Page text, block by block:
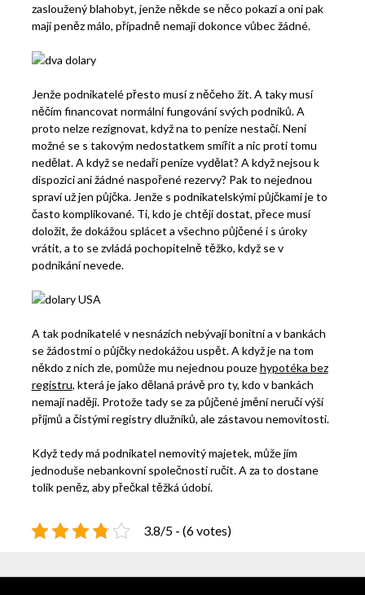
zasloužený blahobyt, jenže někde se něco pokazí a oni pak
mají peněz málo, případně nemají dokonce vůbec žádné.
Jenže podnikatelé přesto musí z něčeho žít. A taky musí
něčím financovat normální fungování svých podniků. A
proto nelze rezignovat, když na to peníze nestačí. Není
možné se s takovým nedostatkem smířit a nic proti tomu
nedělat.A když se nedaří peníze vydělat? A když nejsou k
dispozici ani žádné naspořené rezervy? Pak to nejednou
spraví už jen půjčka. Jenže s podnikatelskými půjčkami je to
často komplikované. Ti, kdo je chtějí dostat, přece musí
doložit, že dokážou splácet a všechno půjčené i s úroky
vrátit, a to se zvládá pochopitelně těžko, když se v
podnikání nevede.
A tak podnikatelé v nesnázích nebývají bonitní a v bankách
se žádostmi o půjčky nedokážou uspět. A když je na tom
někdo z nich zle, pomůže mu nejednou pouzehypotéka bez
registru, která je jako dělaná právě pro ty, kdo v bankách
nemají naději. Protože tady se za půjčené jmění neručí výší
příjmů a čistými registry dlužníků, ale zástavou nemovitosti.
Když tedy má podnikatel nemovitý majetek, může jím
jednoduše nebankovní společnosti ručit. A za to dostane
tolik peněz, aby přečkal těžká údobí.
3.8/5 - (6 votes)